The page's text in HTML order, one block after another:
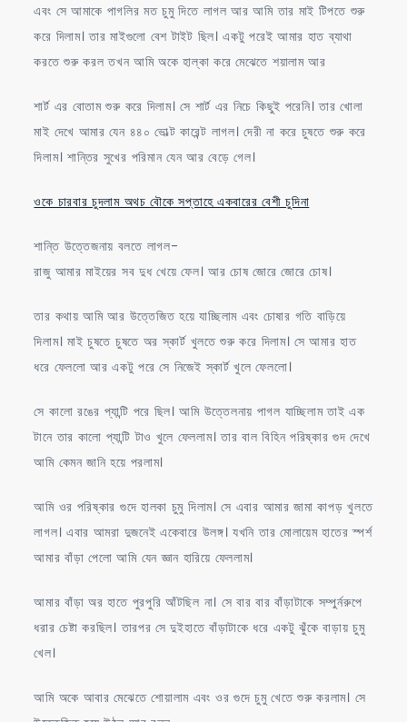
এবং সে আমাকে পাগলির মত চুমু দিতে লাগল আর আমি তার মাই টিপতে শুরু
করে দিলাম। তার মাইগুলো বেশ টাইট ছিল। একটু পরেই আমার হাত ব্যাথা
করতে শুরু করল তখন আমি অকে হাল্কা করে মেঝেতে শয়ালাম আর
শার্ট এর বোতাম শুরু করে দিলাম। সে শার্ট এর নিচে কিছুই পরেনি। তার খোলা
মাই দেখে আমার যেন ৪৪০ ভোল্ট কারেন্ট লাগল। দেরী না করে চুষতে শুরু করে
দিলাম। শান্তির সুখের পরিমান যেন আর বেড়ে গেল।
ওকে চারবার চুদলাম অথচ বৌকে সপ্তাহে একবারের বেশী চুদিনা
শান্তি উত্তেজনায় বলতে লাগল-
রাজু আমার মাইয়ের সব দুধ খেয়ে ফেল। আর চোষ জোরে জোরে চোষ।
তার কথায় আমি আর উত্তেজিত হয়ে যাচ্ছিলাম এবং চোষার গতি বাড়িয়ে
দিলাম। মাই চুষতে চুষতে অর স্কার্ট খুলতে শুরু করে দিলাম। সে আমার হাত
ধরে ফেললো আর একটু পরে সে নিজেই স্কার্ট খুলে ফেললো।
সে কালো রঙের প্যান্টি পরে ছিল। আমি উত্তেলনায় পাগল যাচ্ছিলাম তাই এক
টানে তার কালো প্যান্টি টাও খুলে ফেললাম। তার বাল বিহিন পরিষ্কার গুদ দেখে
আমি কেমন জানি হয়ে পরলাম।
আমি ওর পরিষ্কার গুদে হালকা চুমু দিলাম। সে এবার আমার জামা কাপড় খুলতে
লাগল। এবার আমরা দুজনেই একেবারে উলঙ্গ। যখনি তার মোলায়েম হাতের স্পর্শ
আমার বাঁড়া পেলো আমি যেন জ্ঞান হারিয়ে ফেললাম।
আমার বাঁড়া অর হাতে পুরপুরি আঁটছিল না। সে বার বার বাঁড়াটাকে সম্পুর্নরুপে
ধরার চেষ্টা করছিল। তারপর সে দুইহাতে বাঁড়াটাকে ধরে একটু ঝুঁকে বাড়ায় চুমু
খেল।
আমি অকে আবার মেঝেতে শোয়ালাম এবং ওর গুদে চুমু খেতে শুরু করলাম। সে